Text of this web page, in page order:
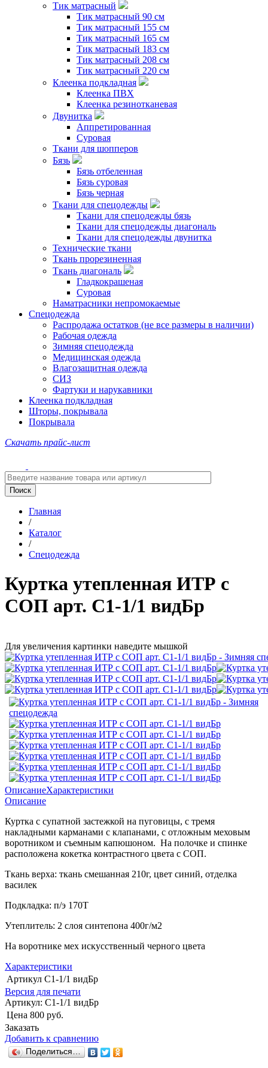
Тик матрасный
Тик матрасный 90 см
Тик матрасный 155 см
Тик матрасный 165 см
Тик матрасный 183 см
Тик матрасный 208 см
Тик матрасный 220 см
Клеенка подкладная
Клеенка ПВХ
Клеенка резинотканевая
Двунитка
Аппретированная
Суровая
Ткани для шопперов
Бязь
Бязь отбеленная
Бязь суровая
Бязь черная
Ткани для спецодежды
Ткани для спецодежды бязь
Ткани для спецодежды диагональ
Ткани для спецодежды двунитка
Технические ткани
Ткань прорезиненная
Ткань диагональ
Гладкокрашеная
Суровая
Наматрасники непромокаемые
Спецодежда
Распродажа остатков (не все размеры в наличии)
Рабочая одежда
Зимняя спецодежда
Медицинская одежда
Влагозащитная одежда
СИЗ
Фартуки и нарукавники
Клеенка подкладная
Шторы, покрывала
Покрывала
Скачать прайс-лист
Главная
/
Каталог
/
Спецодежда
Куртка утепленная ИТР c
СОП арт. С1-1/1 видБр
Для увеличения картинки наведите мышкой
ОписаниеХарактеристики
Описание
Куртка с супатной застежкой на пуговицы, с тремя
накладными карманами с клапанами, с отложным меховым
воротником и съемным капюшоном. На полочке и спинке
расположена кокетка контрастного цвета с СОП.
Ткань верха: ткань смешанная 210г, цвет синий, отделка
василек
Подкладка: п/э 170Т
Утеплитель: 2 слоя синтепона 400г/м2
На воротнике мех искусственный черного цвета
Характеристики
Артикул С1-1/1 видБр
Версия для печати
Артикул: С1-1/1 видБр
Цена 800 руб.
Заказать
Добавить к сравнению
Поделиться…